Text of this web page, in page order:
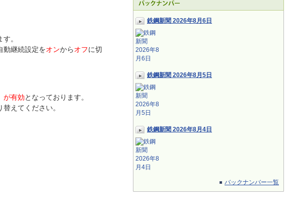
鉄鋼新聞 2026年8月6日
鉄鋼新聞 2026年8月5日
鉄鋼新聞 2026年8月4日
バックナンバー一覧
。
動継続設定をオンからオフに切
が有効となっております。
替えてください。